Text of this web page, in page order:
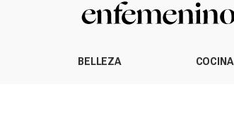
BELLEZA COCINA